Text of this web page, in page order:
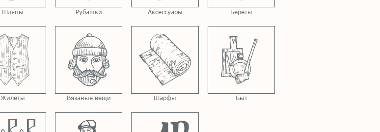
Шляпы Рубашки Аксессуары Береты
Жилеты Вязаные вещи Шарфы Быт